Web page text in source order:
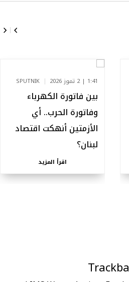
1:41 | 2 تموز 2026 SPUTNIK
بين فاتورة الكهرباء
وفاتورة الحرب.. أي
الأزمتين أنهكت اقتصاد
لبنان؟
اقرأ المزيد